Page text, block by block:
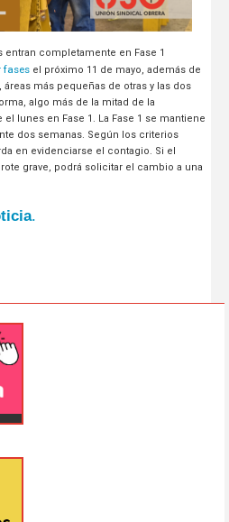
completamente en Fase 1
fasesel próximo 11 de mayo, además de
más pequeñas de otras y las dos
algo más de la mitad de la
el lunes en Fase 1. La Fase 1 se mantiene
dos semanas. Según los criterios
en evidenciarse el contagio. Si el
grave, podrá solicitar el cambio a una
.